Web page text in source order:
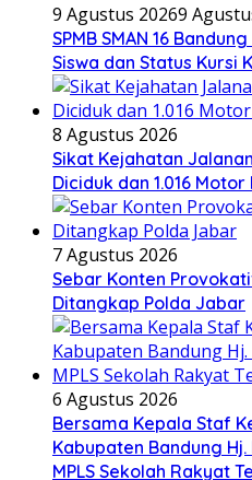
9 Agustus 20269
SPMB SMAN 16
Siswa dan Status Kursi
8 Agustus 2026
Sikat Kejahatan
Diciduk dan 1.016 Motor
7 Agustus 2026
Sebar Konten
Ditangkap Polda Jabar
6 Agustus 2026
Bersama Kepala Staf
Kabupaten Bandung
MPLS Sekolah Rakyat